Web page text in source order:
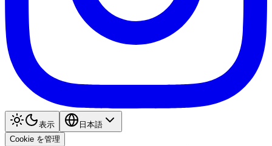
表示
日本語
Cookie を管理